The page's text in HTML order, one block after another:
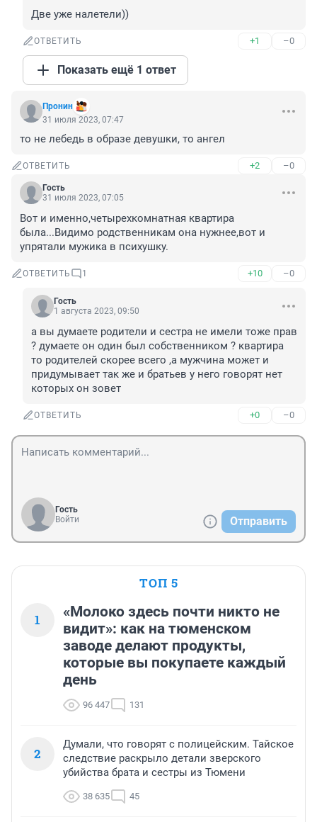
Две уже налетели))
ОТВЕТИТЬ +1 –0
Показать ещё 1 ответ
Пронин
31 июля 2023, 07:47
то не лебедь в образе девушки, то ангел
ОТВЕТИТЬ +2 –0
Гость
31 июля 2023, 07:05
Вот и именно,четырехкомнатная квартира
была...Видимо родственникам она нужнее,вот и
упрятали мужика в психушку.
ОТВЕТИТЬ 1 +10 –0
Гость
1 августа 2023, 09:50
а вы думаете родители и сестра не имели тоже прав
? думаете он один был собственником ? квартира
то родителей скорее всего ,а мужчина может и
придумывает так же и братьев у него говорят нет
которых он зовет
ОТВЕТИТЬ +0 –0
Гость
Войти
Отправить
ТОП 5
1
«Молоко здесь почти никто не
видит»: как на тюменском
заводе делают продукты,
которые вы покупаете каждый
день
96 447 131
2
Думали, что говорят с полицейским. Тайское
следствие раскрыло детали зверского
убийства брата и сестры из Тюмени
38 635 45